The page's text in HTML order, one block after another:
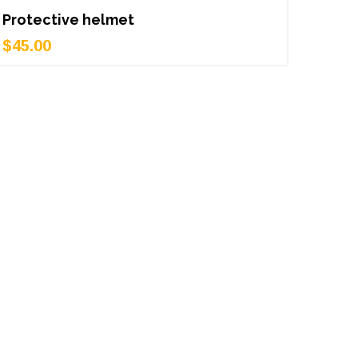
Protective helmet
$45.00